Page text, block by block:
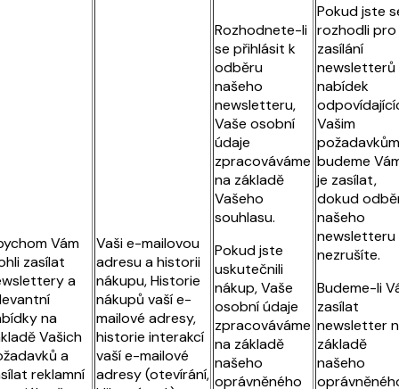
Vám
zasílat
a
na
Vašich
a
reklamní
Vaši e-mailovou
adresu a historii
nákupu, Historie
nákupů vaší e-
mailové adresy,
historie interakcí
vaší e-mailové
adresy (otevírání,
Rozhodnete-li
se přihlásit k
odběru
našeho
newsletteru,
Vaše osobní
údaje
zpracováváme
na základě
Vašeho
souhlasu.
Pokud jste
uskutečnili
nákup, Vaše
osobní údaje
zpracováváme
na základě
našeho
oprávněného
Pokud jste
rozhodli pro
zasílání
newsletterů
nabídek
Vašim
budeme
je zasílat,
dokud
našeho
newsletteru
nezrušíte.
Budeme-li
zasílat
newsletter
základě
našeho